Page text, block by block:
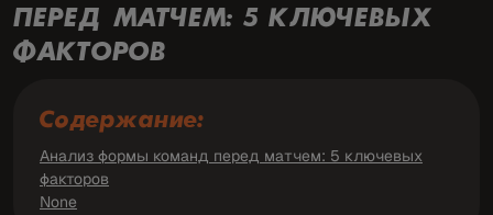
ПЕРЕД МАТЧЕМ: 5 КЛЮЧЕВЫХ
ФАКТОРОВ
Содержание:
Анализ формы команд перед матчем: 5 ключевых
факторов
None